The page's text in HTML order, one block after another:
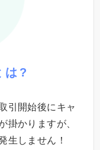
は?
引開始後にキャ
掛かりますが、
⽣しません！